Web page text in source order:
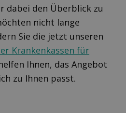
dabei den Überblick zu
nicht lange
Sie die jetzt unseren
Krankenkassen für
Ihnen, das Angebot
zu Ihnen passt.